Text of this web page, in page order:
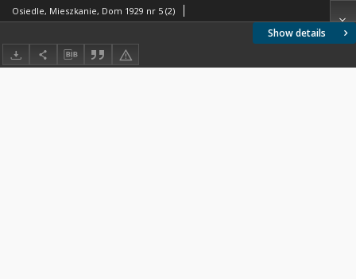
Show details
Osiedle, Mieszkanie, Dom 1929 nr 5 (2)